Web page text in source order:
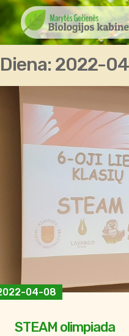
Diena: 2022-
04-08
STEAM olimpiada